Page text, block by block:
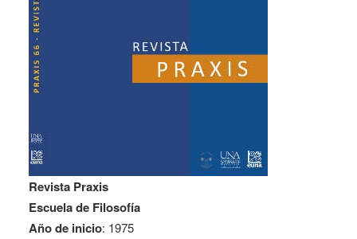
Revista Praxis
Escuela de Filosofía
Año de inicio: 1975